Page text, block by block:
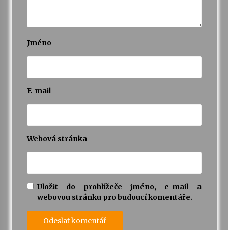
Jméno
E-mail
Webová stránka
Uložit do prohlížeče jméno, e-mail a
webovou stránku pro budoucí komentáře.